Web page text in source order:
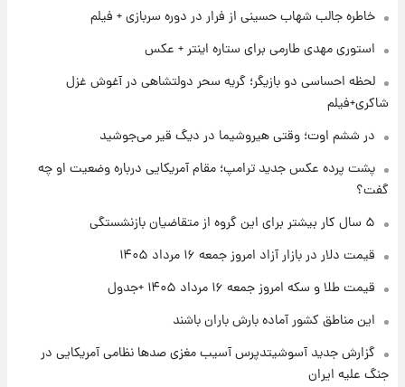
۱ روز پیش
شارژ جدید کالابرگ برای سه دهک؛ جزئیات اعلام
شد
۱ روز پیش
شرایط تازه فروش اقساطی سایپا اعلام شد؛
شاهین، کوییک، اطلس، سهند و ساینا با اقساط
۱ روز پیش
قیمت سکه و طلا فردا
خاطره جالب شهاب حسینی از فرار در دوره سربازی + فیلم
استوری مهدی طارمی برای ستاره اینتر + عکس
لحظه احساسی دو بازیگر؛ گریه سحر دولتشاهی در آغوش غزل
شاکری+فیلم
در ششم اوت؛ وقتی هیروشیما در دیگ قیر می‌جوشید
پشت پرده عکس جدید ترامپ؛ مقام آمریکایی درباره وضعیت او چه
گفت؟
۵ سال کار بیشتر برای این گروه از متقاضیان بازنشستگی
قیمت دلار در بازار آزاد امروز جمعه ۱۶ مرداد ۱۴۰۵
قیمت طلا و سکه امروز جمعه ۱۶ مرداد ۱۴۰۵ +جدول
این مناطق کشور آماده بارش باران باشند
گزارش جدید آسوشیتدپرس آسیب مغزی صدها نظامی آمریکایی در
جنگ علیه ایران